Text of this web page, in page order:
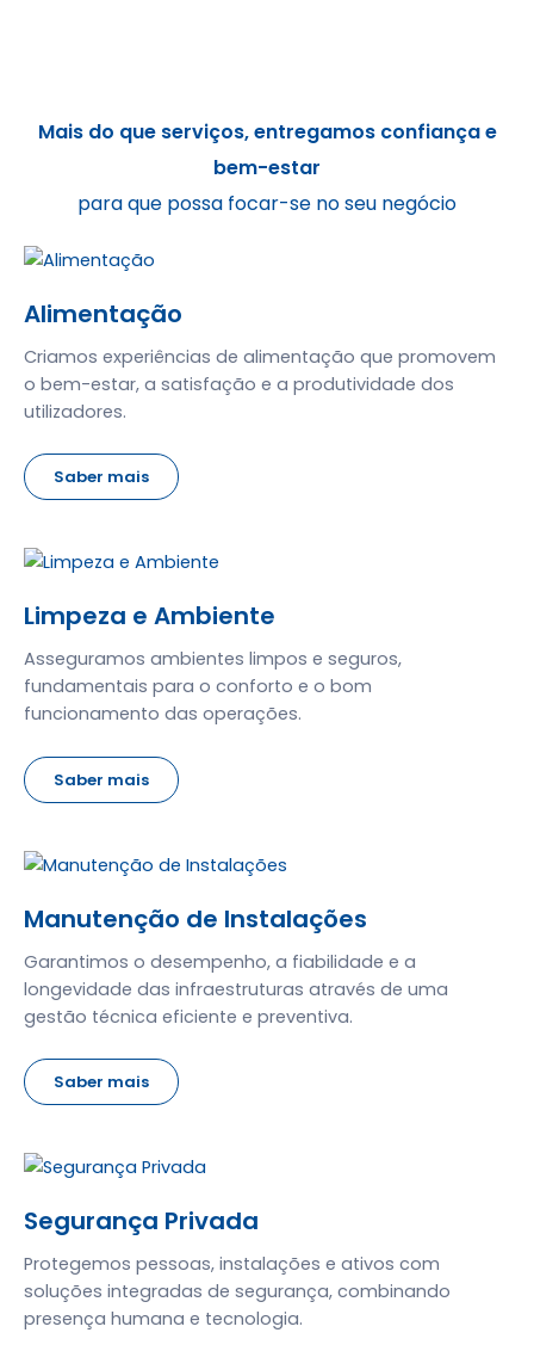
Mais do que serviços, entregamos confiança e
bem-estar
para que possa focar-se no seu negócio
Alimentação
Criamos experiências de alimentação que promovem
o bem-estar, a satisfação e a produtividade dos
utilizadores.
Saber mais
Limpeza e Ambiente
Asseguramos ambientes limpos e seguros,
fundamentais para o conforto e o bom
funcionamento das operações.
Saber mais
Manutenção de Instalações
Garantimos o desempenho, a fiabilidade e a
longevidade das infraestruturas através de uma
gestão técnica eficiente e preventiva.
Saber mais
Segurança Privada
Protegemos pessoas, instalações e ativos com
soluções integradas de segurança, combinando
presença humana e tecnologia.